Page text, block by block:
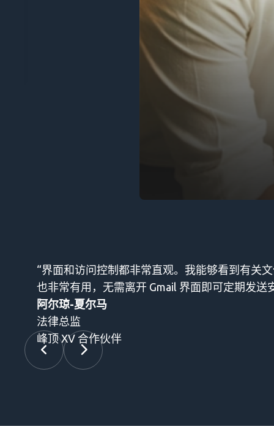
“界面和访问控制都非常直观。我能够看到有关
也非常有用，无需离开 Gmail 界面即可定期发送
阿尔琼-夏尔马
法律总监
峰顶 XV 合作伙伴